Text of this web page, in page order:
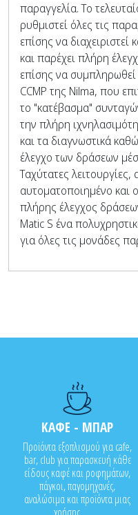
παραγγελία. Το
ρυθμιστεί όλες τις
επίσης να
και παρέχει πλήρη
επίσης να συμπληρωθεί
CCMP της Nilma, που
το "κατέβασμα"
την πλήρη
και τα διαγνωστικά
έλεγχο των δράσεων
Ταχύτατες
αυτοματοποιημένο και
πλήρης έλεγχος
Matic S ένα
για όλες τις μονάδες
ΚΑΦΕ - ΜΠΑΡ
Προϊόντα εξοπλισμού για cafe,
bar, club για παρασκευή κάθε
είδους καφέ και ροφημάτων,
πάγκοι, παγομηχανές,
αναλώσιμα και προϊόντα μιας